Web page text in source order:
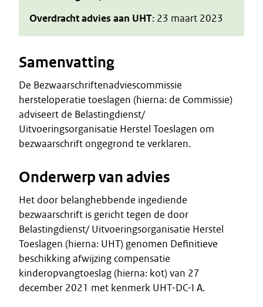
Overdracht advies aan UHT: 23 maart 2023
Samenvatting
De Bezwaarschriftenadviescommissie
hersteloperatie toeslagen (hierna: de Commissie)
adviseert de Belastingdienst/
Uitvoeringsorganisatie Herstel Toeslagen om
bezwaarschrift ongegrond te verklaren.
Onderwerp van advies
Het door belanghebbende ingediende
bezwaarschrift is gericht tegen de door
Belastingdienst/ Uitvoeringsorganisatie Herstel
Toeslagen (hierna: UHT) genomen Definitieve
beschikking afwijzing compensatie
kinderopvangtoeslag (hierna: kot) van 27
december 2021 met kenmerk UHT-DC-I A.